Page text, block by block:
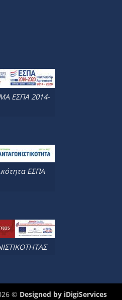
ΕΣΠΑ 2014-
ΕΣΠΑ
© Designed by iDigiServices